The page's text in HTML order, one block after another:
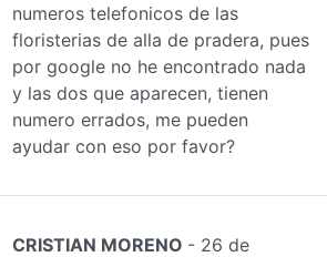
numeros telefonicos de las
floristerias de alla de pradera, pues
por google no he encontrado nada
y las dos que aparecen, tienen
numero errados, me pueden
ayudar con eso por favor?
CRISTIAN MORENO - 26 de